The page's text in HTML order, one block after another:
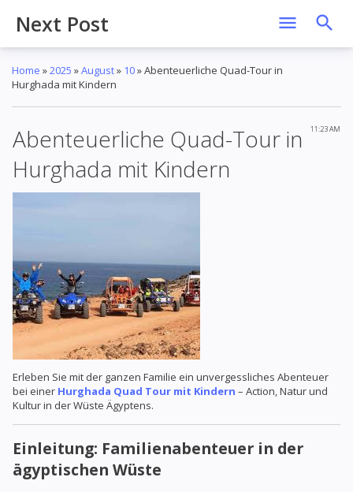
Next Post
Home »2025 »August» 10»Abenteuerliche Quad-Tour in
Hurghada mit Kindern
11:23 AM
Abenteuerliche Quad-Tour in
Hurghada mit Kindern
Erleben Sie mit der ganzen Familie ein unvergessliches Abenteuer
bei einer Hurghada Quad Tour mit Kindern – Action, Natur und
Kultur in der Wüste Ägyptens.
Einleitung: Familienabenteuer in der
ägyptischen Wüste